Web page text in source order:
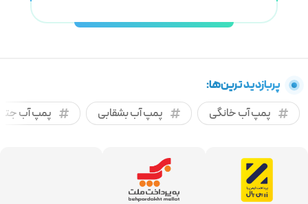
پربازدید ترین‌ها:
پمپ آب خانگی
پمپ آب بشقابی پمپ آب